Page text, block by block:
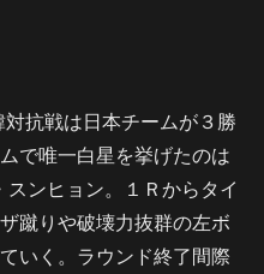
抗戦は日本チームが３勝
で唯一白星を挙げたのは
ンヒョン。１Ｒからタイ
蹴りや破壊力抜群の左ボ
いく。ラウンド終了間際